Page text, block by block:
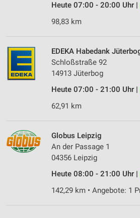
Heute 07:00 - 20:00 Uhr |
98,83 km
EDEKA Habedank
Schloßstraße 92
14913 Jüterbog
Heute 07:00 - 21:00 Uhr |
62,91 km
Globus Leipzig
An der Passage 1
04356 Leipzig
Heute 08:00 - 21:00 Uhr |
142,29 km • Angebote: 1
Verwendung von Profilen zur Auswahl
personalisierter Inhalte
Messung der Performance von
Analyse von Zielgruppen durch
Kombinationen von Daten aus
Verwendung reduzierter Daten zur
Inhalten
IAB-Besonderheiten:
Verwendung genauer Standortdaten